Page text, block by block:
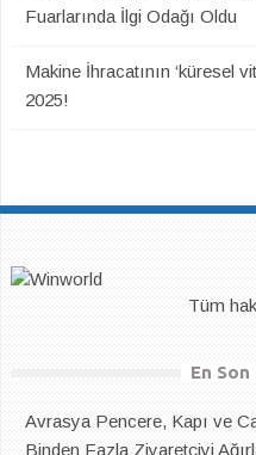
Fuarlarında İlgi Odağı Oldu
Makine İhracatının ‘küresel
2025!
Tüm
En
Avrasya Pencere, Kapı ve
Binden Fazla Ziyaretçiyi